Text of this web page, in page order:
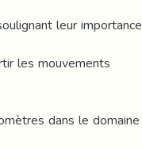
leur importance
les mouvements
dans le domaine